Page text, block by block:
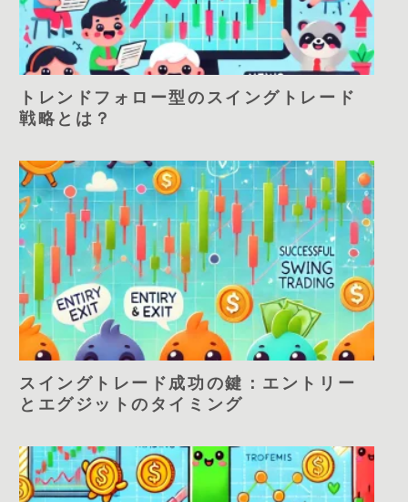
トレンドフォロー型のスイングトレード
戦略とは？
スイングトレード成功の鍵：エントリー
とエグジットのタイミング